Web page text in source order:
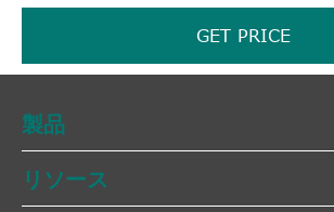
GET PRICE
製品
リソース